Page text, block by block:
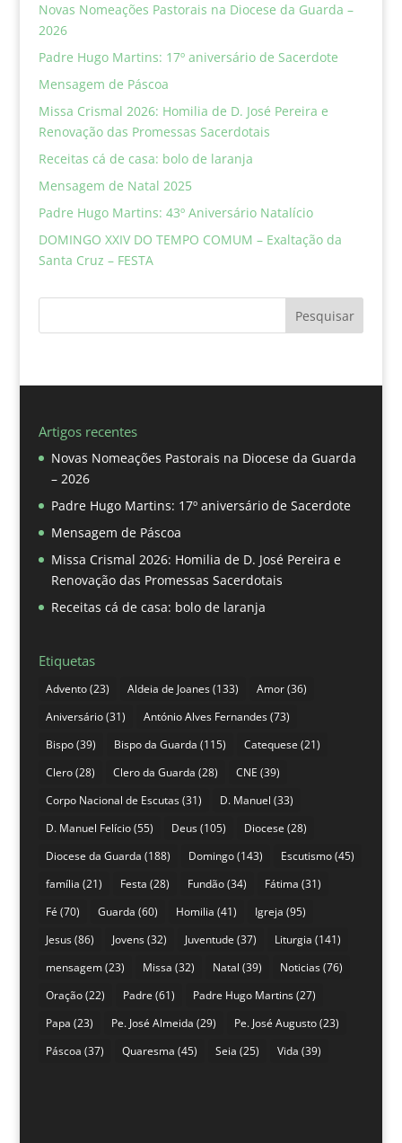
Novas Nomeações Pastorais na Diocese da Guarda –
2026
Padre Hugo Martins: 17º aniversário de Sacerdote
Mensagem de Páscoa
Missa Crismal 2026: Homilia de D. José Pereira e
Renovação das Promessas Sacerdotais
Receitas cá de casa: bolo de laranja
Mensagem de Natal 2025
Padre Hugo Martins: 43º Aniversário Natalício
DOMINGO XXIV DO TEMPO COMUM – Exaltação da
Santa Cruz – FESTA
Pesquisar
Artigos recentes
Novas Nomeações Pastorais na Diocese da Guarda
– 2026
Padre Hugo Martins: 17º aniversário de Sacerdote
Mensagem de Páscoa
Missa Crismal 2026: Homilia de D. José Pereira e
Renovação das Promessas Sacerdotais
Receitas cá de casa: bolo de laranja
Etiquetas
Advento(23) Aldeia de Joanes(133) Amor(36)
Aniversário(31) António Alves Fernandes(73)
Bispo(39) Bispo da Guarda (115) Catequese (21)
Clero(28) Clero da Guarda (28) CNE (39)
Corpo Nacional de Escutas(31) D. Manuel (33)
D. Manuel Felício(55) Deus(105) Diocese (28)
Diocese da Guarda (188) Domingo(143) Escutismo(45)
família (21) Festa (28) Fundão(34) Fátima (31)
Fé (70) Guarda (60) Homilia (41) Igreja (95)
Jesus(86) Jovens(32) Juventude (37) Liturgia (141)
mensagem(23) Missa (32) Natal (39) Noticias(76)
Oração(22) Padre (61) Padre Hugo Martins(27)
Papa (23) Pe. José Almeida (29) Pe. José Augusto(23)
Páscoa (37) Quaresma (45) Seia (25) Vida (39)